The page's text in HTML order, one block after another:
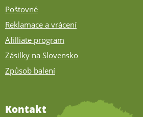
Poštovné
Reklamace a vrácení
Afilliate program
Zásilky na Slovensko
Způsob balení
Kontakt